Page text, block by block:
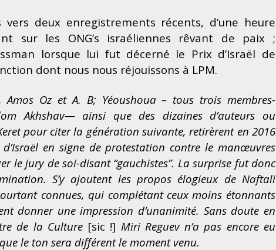
vers deux enregistrements récents, d’une heure
sur les ONG’s israéliennes rêvant de paix ;
lorsque lui fut décerné le Prix d’Israël de
dont nous nous réjouissons à LPM.
Amos Oz et A. B; Yéoushoua – tous trois membres-
Akhshav— ainsi que des dizaines d’auteurs ou
pour citer la génération suivante, retirèrent en 2016
en signe de protestation contre le manœuvres
le jury de soi-disant “gauchistes”. La surprise fut donc
S’y ajoutent les propos élogieux de Naftali
connues, qui complétant ceux moins étonnants
donner une impression d’unanimité. Sans doute en
de la Culture [sic !] Miri Reguev n’a pas encore eu
le ton sera différent le moment venu.